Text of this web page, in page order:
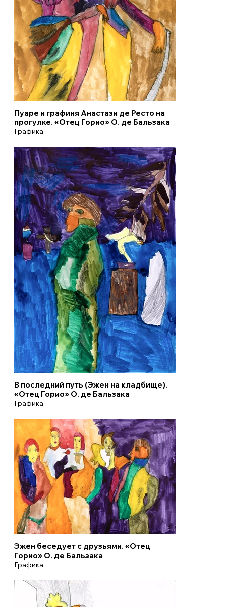
Пуаре и графиня Анастази де Ресто на
прогулке. «Отец Горио» О. де Бальзака
Графика
В последний путь (Эжен на кладбище).
«Отец Горио» О. де Бальзака
Графика
Эжен беседует с друзьями. «Отец
Горио» О. де Бальзака
Графика